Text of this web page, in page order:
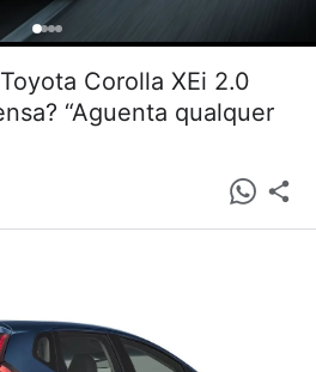
Corolla XEi 2.0
“Aguenta qualquer